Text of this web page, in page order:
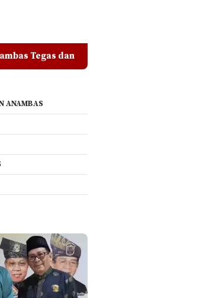
Anggota yang Terlibat Tindak Pidana
ANAMBAS